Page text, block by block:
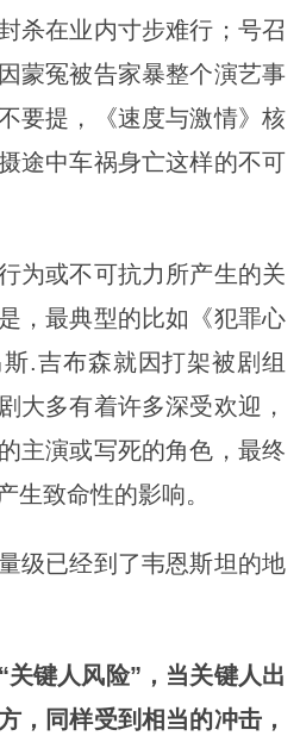
杀在业内寸步难行；号召
蒙冤被告家暴整个演艺事
要提，《速度与激情》核
途中车祸身亡这样的不可
为或不可抗力所产生的关
，最典型的比如《犯罪心
.吉布森就因打架被剧组
大多有着许多深受欢迎，
主演或写死的角色，最终
生致命性的影响。
级已经到了韦恩斯坦的地
键人风险”，当关键人出
，同样受到相当的冲击，